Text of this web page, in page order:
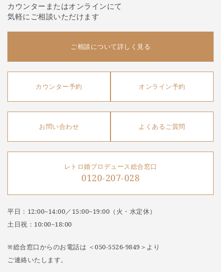
カウンターまたはオンラインにて
気軽にご相談いただけます
ご相談について詳しく見る
カウンター予約 オンライン予約
お問い合わせ よくあるご質問
レトロ婚プロデュース総合窓口
0120-207-028
平日：12:00~14:00／15:00~19:00（火・水定休）
土日祝：10:00~18:00
※総合窓口からのお電話は ＜050-5526-9849＞より
ご連絡いたします。